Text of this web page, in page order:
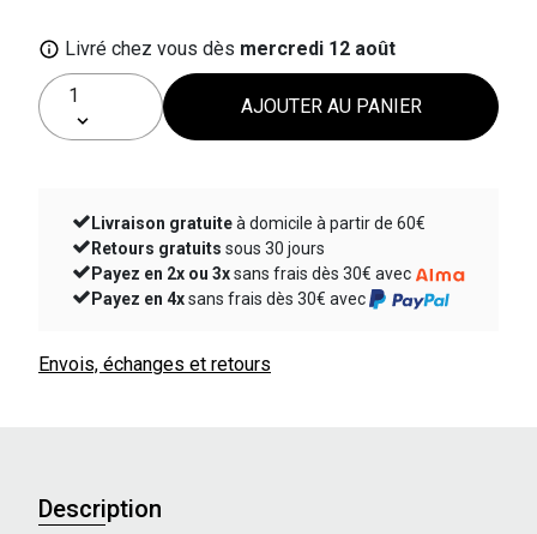
Livré chez vous dès mercredi 12 août
AJOUTER AU PANIER
Livraison gratuite
à domicile à partir de 60€
Retours gratuits
sous 30 jours
Payez en 2x ou 3x
sans frais dès 30€ avec
Payez en 4x
sans frais dès 30€ avec
Envois, échanges et retours
Description